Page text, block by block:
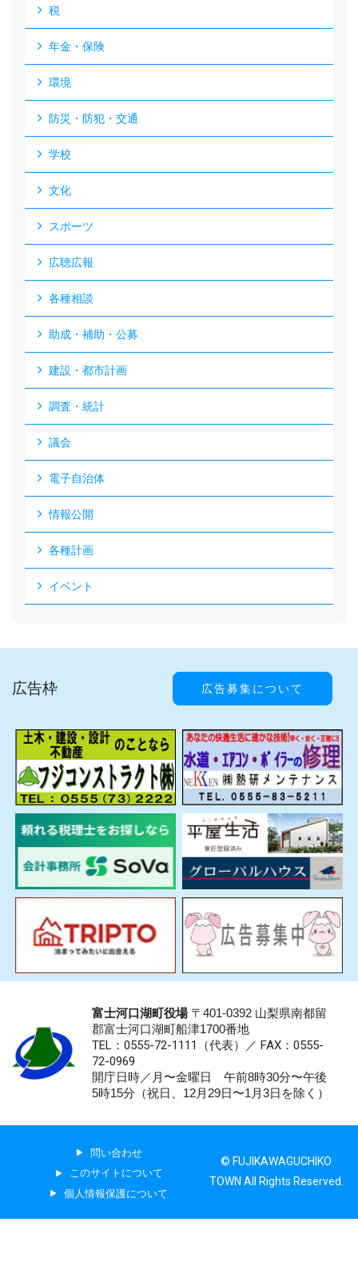
税
年金・保険
環境
防災・防犯・交通
学校
文化
スポーツ
広聴広報
各種相談
助成・補助・公募
建設・都市計画
調査・統計
議会
電子自治体
情報公開
各種計画
イベント
広告枠 広告募集について
富士河口湖町役場〒401-0392 山梨県南都留
郡富士河口湖町船津1700番地
TEL：0555-72-1111 （代表）／ FAX：0555-
72-0969
開庁日時／月〜金曜日 午前8時30分〜午後
5時15分（祝日、12月29日〜1月3日を除く）
問い合わせ
このサイトについて
個人情報保護について
© FUJIKAWAGUCHIKO
TOWN All Rights Reserved.